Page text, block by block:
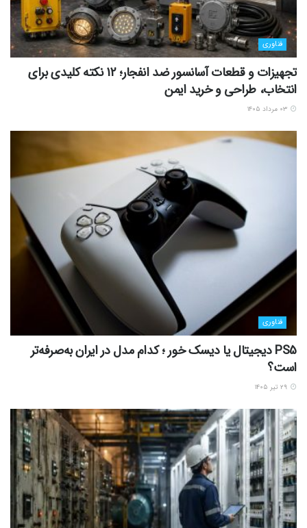
فناوری
تجهیزات و قطعات آسانسور ضد انفجار؛ 12 نکته کلیدی برای
انتخاب، طراحی و خرید ایمن
فناوری
PS5 دیجیتال یا دیسک خور ؛ کدام مدل در ایران به‌صرفه‌تر
است؟